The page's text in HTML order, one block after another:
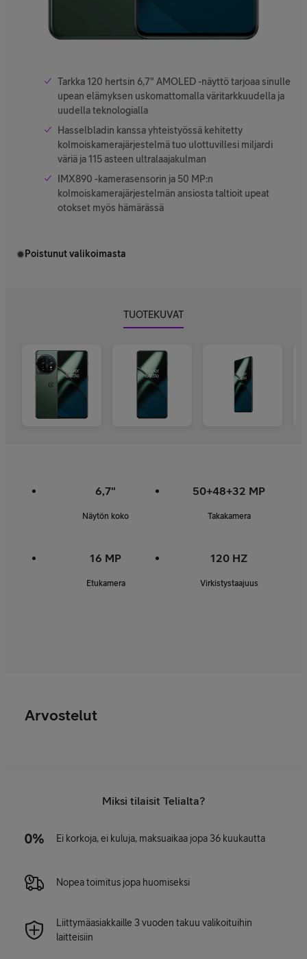
Tarkka 120 hertsin 6,7" AMOLED -näyttö tarjoaa sinulle
upean elämyksen uskomattomalla väritarkkuudella ja
uudella teknologialla
Hasselbladin kanssa yhteistyössä kehitetty
kolmoiskamerajärjestelmä tuo ulottuvillesi miljardi
väriä ja 115 asteen ultralaajakulman
IMX890 -kamerasensorin ja 50 MP:n
kolmoiskamerajärjestelmän ansiosta taltioit upeat
otokset myös hämärässä
Poistunut valikoimasta
TUOTEKUVAT
6,7"
Näytön koko
50+48+32 MP
Takakamera
16 MP
Etukamera
120 HZ
Virkistystaajuus
Arvostelut
Miksi tilaisit Telialta?
Ei korkoja, ei kuluja, maksuaikaa jopa 36 kuukautta
Nopea toimitus jopa huomiseksi
Liittymäasiakkaille 3 vuoden takuu valikoituihin
laitteisiin